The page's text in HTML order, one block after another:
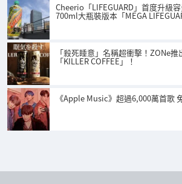
Cheerio「LIFEGUARD」首度升級
700ml大瓶裝版本「MEGA
「殺死睡意」名稱超衝擊！ZONe
「KILLER COFFEE」！
《Apple Music》超過6,000萬首歌